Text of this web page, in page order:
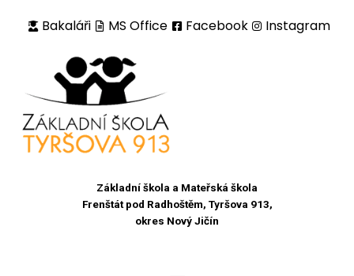
Bakaláři MS Office Facebook Instagram
Základní škola a Mateřská škola
Frenštát pod Radhoštěm, Tyršova 913,
okres Nový Jičín